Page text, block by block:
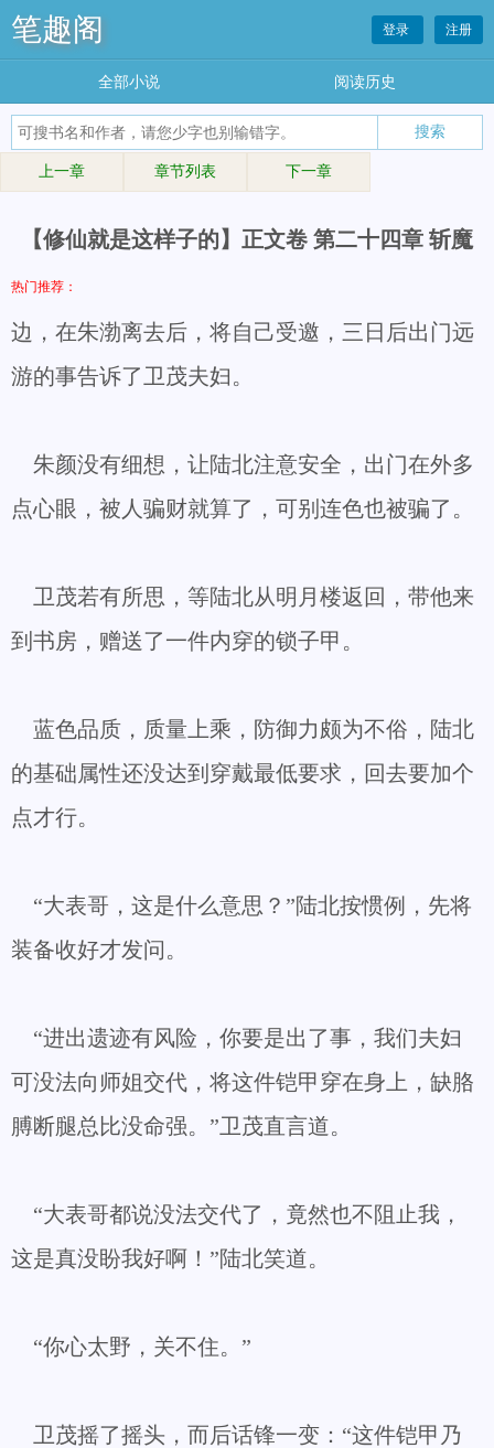
笔趣阁 登录 注册
全部小说 阅读历史
上一章 章节列表 下一章
【修仙就是这样子的】正文卷 第二十四章 斩魔
热门推荐：
边，在朱渤离去后，将自己受邀，三日后出门远
游的事告诉了卫茂夫妇。
朱颜没有细想，让陆北注意安全，出门在外多
点心眼，被人骗财就算了，可别连色也被骗了。
卫茂若有所思，等陆北从明月楼返回，带他来
到书房，赠送了一件内穿的锁子甲。
蓝色品质，质量上乘，防御力颇为不俗，陆北
的基础属性还没达到穿戴最低要求，回去要加个
点才行。
“大表哥，这是什么意思？”陆北按惯例，先将
装备收好才发问。
“进出遗迹有风险，你要是出了事，我们夫妇
可没法向师姐交代，将这件铠甲穿在身上，缺胳
膊断腿总比没命强。”卫茂直言道。
“大表哥都说没法交代了，竟然也不阻止我，
这是真没盼我好啊！”陆北笑道。
“你心太野，关不住。”
卫茂摇了摇头，而后话锋一变：“这件铠甲乃